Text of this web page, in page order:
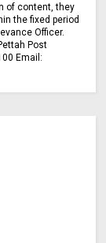
of content, they
the fixed period
Officer.
Post
Email: